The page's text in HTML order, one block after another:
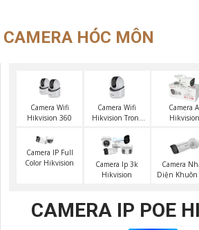
CAMERA HÓC MÔN
Camera Wifi
Hikvision 360
Camera Wifi
Hikvision Trong
Camera
Hikvision
Camera IP Full
Color Hikvision
Camera Ip 3k
Hikvision
Camera
Diện Khuôn
CAMERA IP POE